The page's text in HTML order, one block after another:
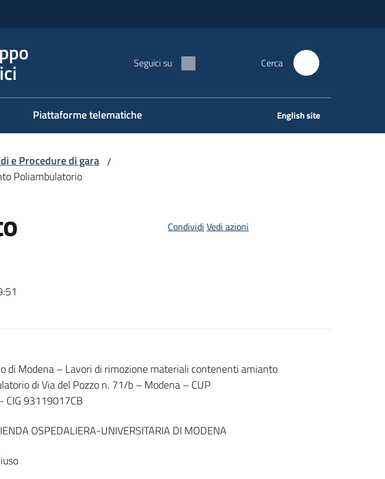
Seguici su Cerca
Piattaforme telematiche English site
e Procedure di gara /
Poliambulatorio
Condividi Vedi azioni
di Modena – Lavori di rimozione materiali contenenti amianto
di Via del Pozzo n. 71/b – Modena – CUP
93119017CB
OSPEDALIERA-UNIVERSITARIA DI MODENA